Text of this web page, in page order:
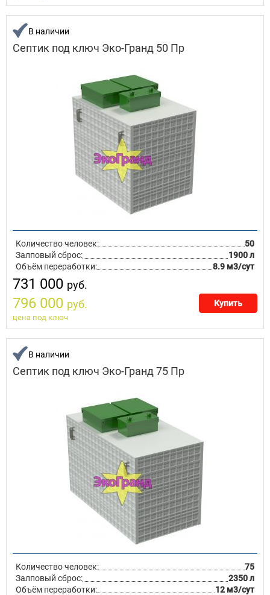
В наличии
Септик под ключ Эко-Гранд 50 Пр
Количество человек:
50
Залповый сброс:
1900 л
Объём переработки:
8.9 м3/сут
731 000 руб.
796 000 руб. Купить
цена под ключ
В наличии
Септик под ключ Эко-Гранд 75 Пр
Количество человек:
75
Залповый сброс:
2350 л
Объём переработки:
12 м3/сут